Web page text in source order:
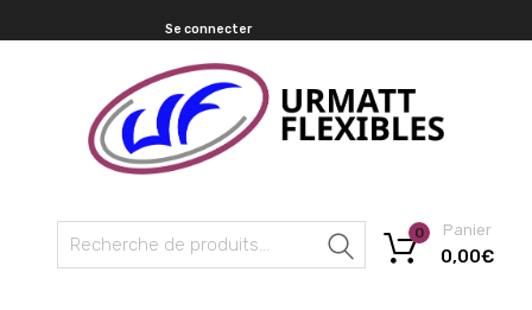
Se connecter
Recherche
Panier
0,00€
0